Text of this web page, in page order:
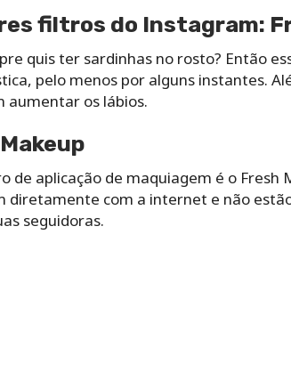
filtros do Instagram:
quis ter sardinhas no rosto? Então
pelo menos por alguns instantes.
aumentar os lábios.
de aplicação de maquiagem é o
diretamente com a internet e não
seguidoras.